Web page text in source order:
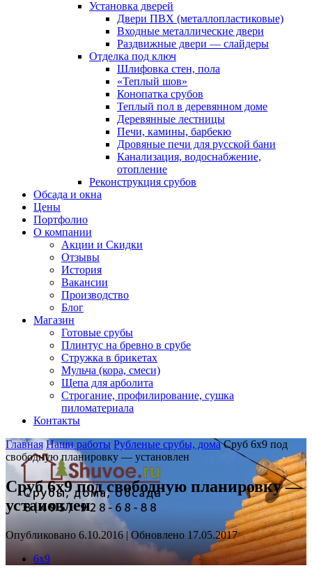
Установка дверей
Двери ПВХ (металлопластиковые)
Входные металлические двери
Раздвижные двери — слайдеры
Отделка под ключ
Шлифовка стен, пола
«Теплый шов»
Конопатка срубов
Теплый пол в деревянном доме
Деревянные лестницы
Печи, камины, барбекю
Дровяные печи для русской бани
Канализация, водоснабжение,
отопление
Реконструкция срубов
Обсада и окна
Цены
Портфолио
О компании
Акции и Скидки
Отзывы
История
Вакансии
Производство
Блог
Магазин
Готовые срубы
Плинтус на бревно в срубе
Стружка в брикетах
Мульча (кора, смеси)
Щепа для арболита
Строгание, профилирование, сушка
пиломатериала
Контакты
Главная Наши работы Рубленые срубы, дома Сруб 6х9 под
свободную планировку — установлен
Сруб 6х9 под свободную планировку —
установлен
Опубликовано 6.10.2016 | Обновлено 17.05.2017
6х9